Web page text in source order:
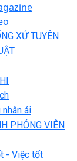
XỨ TUYÊN
nhân ái
PHÓNG VIÊN
- Việc tốt